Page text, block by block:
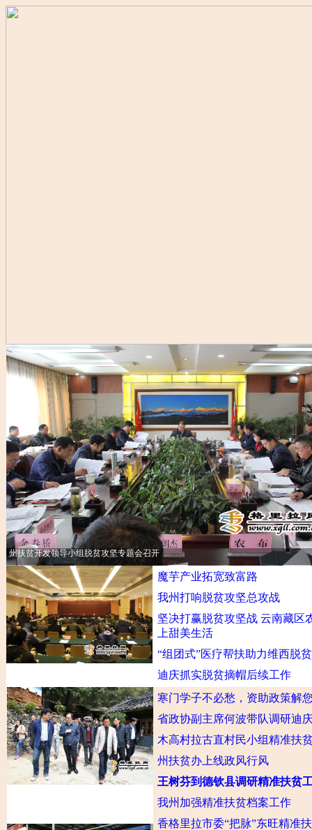
省政协副主席何波带队调研迪庆生态扶贫工作
王树芬到德钦县调研精准扶贫工作
州扶贫开发领导小组脱贫攻坚专题会召开
魔芋产业拓宽致富路
我州打响脱贫攻坚总攻战
坚决打赢脱贫攻坚战 云南藏区
上甜美生活
“组团式”医疗帮扶助力维西脱
迪庆抓实脱贫摘帽后续工作
寒门学子不必愁，资助政策解
省政协副主席何波带队调研迪
木高村拉古直村民小组精准扶
州扶贫办上线政风行风
王树芬到德钦县调研精准扶贫
我州加强精准扶贫档案工作
香格里拉市委“把脉”东旺精准